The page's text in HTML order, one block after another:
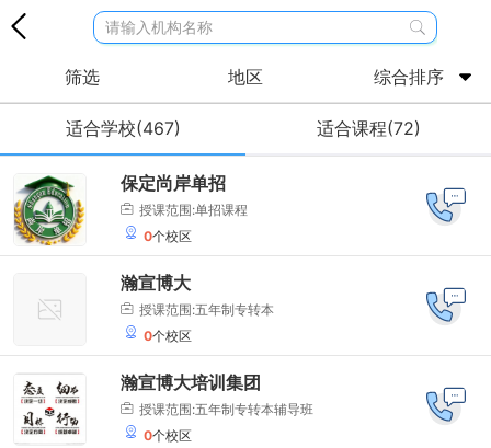
请输入机构名称
筛选 地区 综合排序
适合学校(467) 适合课程(72)
保定尚岸单招
授课范围:单招课程
0个校区
瀚宣博大
授课范围:五年制专转本
0个校区
瀚宣博大培训集团
授课范围:五年制专转本辅导班
0个校区